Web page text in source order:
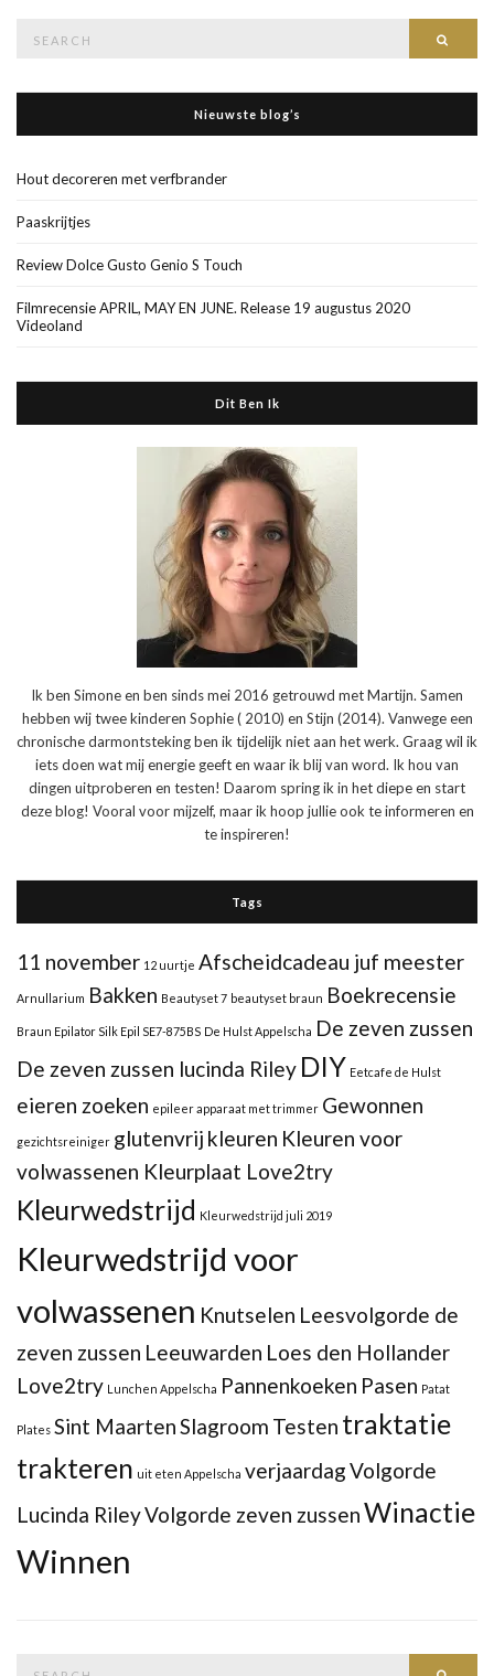
Nieuwste blog’s
Hout decoreren met verfbrander
Paaskrijtjes
Review Dolce Gusto Genio S Touch
Filmrecensie APRIL, MAY EN JUNE. Release 19 augustus 2020
Videoland
Dit Ben Ik
Ik ben Simone en ben sinds mei 2016 getrouwd met Martijn. Samen
hebben wij twee kinderen Sophie ( 2010) en Stijn (2014). Vanwege een
chronische darmontsteking ben ik tijdelijk niet aan het werk. Graag wil ik
iets doen wat mij energie geeft en waar ik blij van word. Ik hou van
dingen uitproberen en testen! Daarom spring ik in het diepe en start
deze blog! Vooral voor mijzelf, maar ik hoop jullie ook te informeren en
te inspireren!
Tags
11 november 12 uurtje Afscheidcadeau juf meester
Arnullarium Bakken Beautyset 7 beautyset braun Boekrecensie
Braun Epilator Silk Epil SE7-875BS De Hulst Appelscha De zeven zussen
De zeven zussen lucinda Riley DIY Eetcafe de Hulst
eieren zoeken epileer apparaat met trimmer Gewonnen
gezichtsreiniger glutenvrij kleuren Kleuren voor
volwassenen Kleurplaat Love2try
Kleurwedstrijd Kleurwedstrijd juli 2019
Kleurwedstrijd voor
volwassenen Knutselen Leesvolgorde de
zeven zussen Leeuwarden Loes den Hollander
Love2try Lunchen Appelscha Pannenkoeken Pasen Patat
Plates Sint MaartenSlagroom Testen traktatie
trakteren uit eten Appelscha verjaardagVolgorde
Lucinda RileyVolgorde zeven zussenWinactie
Winnen